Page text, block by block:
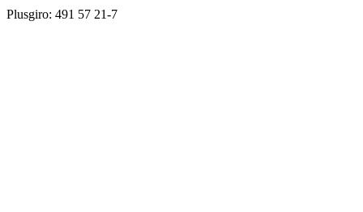
Plusgiro: 491 57 21-7